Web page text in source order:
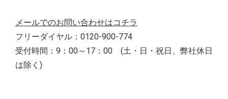
メールでのお問い合わせはコチラ
フリーダイヤル：0120-900-774
受付時間：9：00～17：00 (土・日・祝日、弊社休日
は除く)